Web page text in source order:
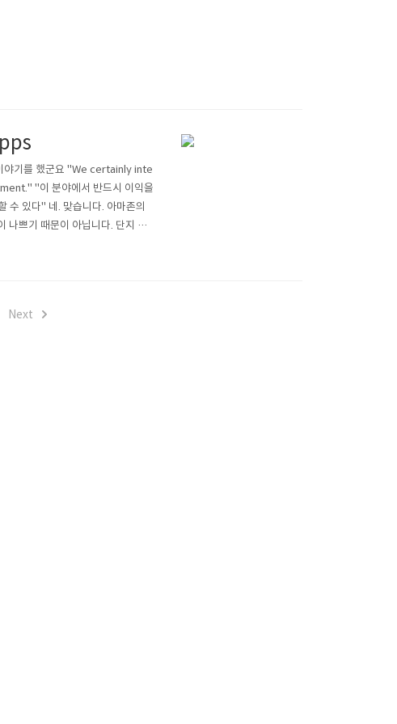
야기를 했군요 "We certainly inte
"이 분야에서 반드시 이익을
수 있다" 네. 맞습니다. 아마존의
쁘기 때문이 아닙니다. 단지 아마
1~2년 사이에 급속하게 이루어
Next